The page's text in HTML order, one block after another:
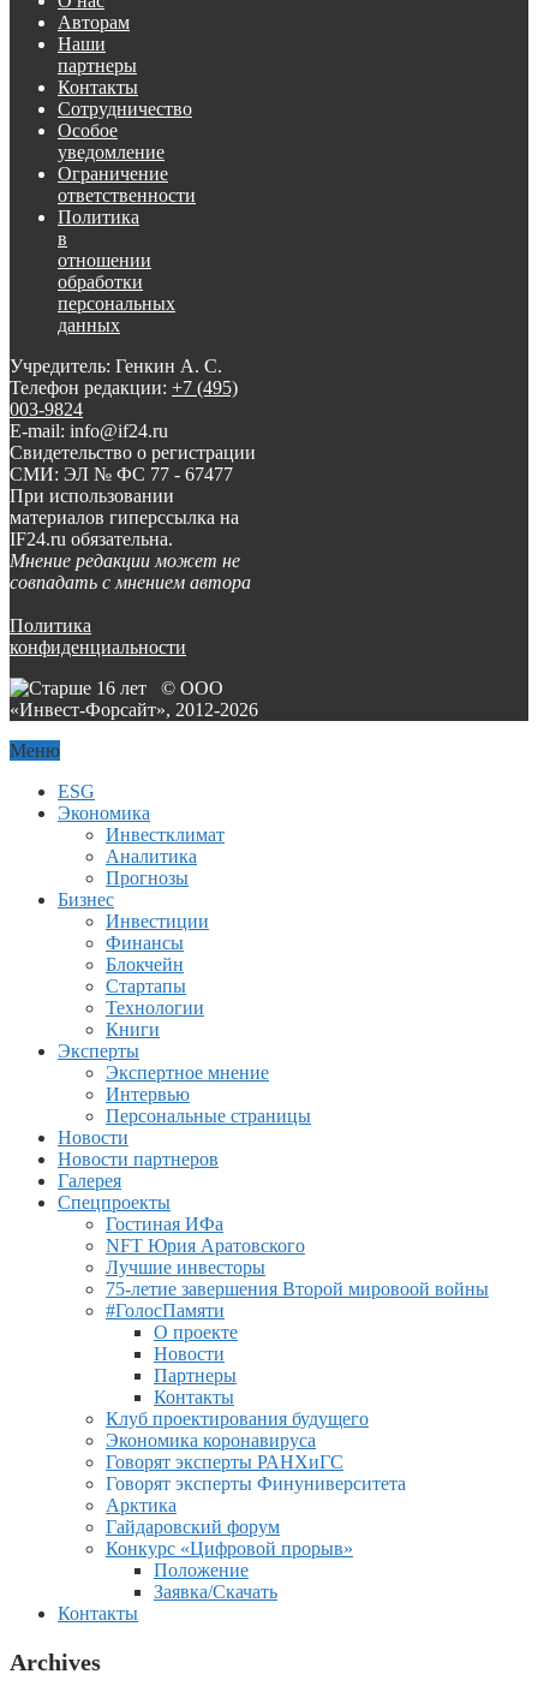
Авторам
Наши
партнеры
Контакты
Сотрудничество
Особое
уведомление
Ограничение
ответственности
Политика
в
отношении
обработки
персональных
данных
Учредитель: Генкин А. С.
Телефон редакции: +7 (495)
003-9824
E-mail: info@if24.ru
Свидетельство о регистрации
СМИ: ЭЛ № ФС 77 - 67477
При использовании
материалов гиперссылка на
IF24.ru обязательна.
Мнение редакции может не
совпадать с мнением автора
Политика
конфиденциальности
© ООО
«Инвест-Форсайт», 2012-2026
Меню
ESG
Экономика
Инвестклимат
Аналитика
Прогнозы
Бизнес
Инвестиции
Финансы
Блокчейн
Стартапы
Технологии
Книги
Эксперты
Экспертное мнение
Интервью
Персональные страницы
Новости
Новости партнеров
Галерея
Спецпроекты
Гостиная ИФа
NFT Юрия Аратовского
Лучшие инвесторы
75-летие завершения Второй мировоой войны
#ГолосПамяти
О проекте
Новости
Партнеры
Контакты
Клуб проектирования будущего
Экономика коронавируса
Говорят эксперты РАНХиГС
Говорят эксперты Финуниверситета
Арктика
Гайдаровский форум
Конкурс «Цифровой прорыв»
Положение
Заявка/Скачать
Контакты
Archives